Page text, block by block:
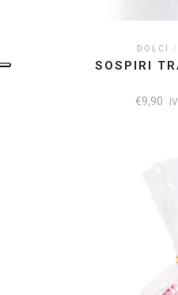
DOLCI /
SOSPIRI
€9,90